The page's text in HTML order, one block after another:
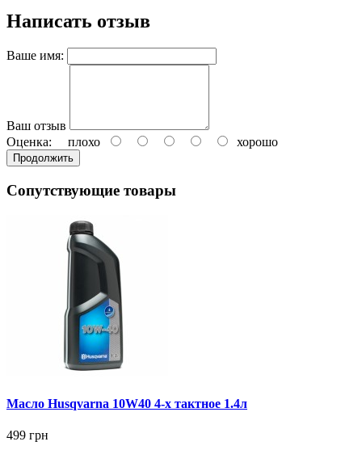
Написать отзыв
Ваше имя:
Ваш отзыв
Оценка: плохо хорошо
Продолжить
Сопутствующие товары
Масло Husqvarna 10W40 4-х тактное 1.4л
499 грн